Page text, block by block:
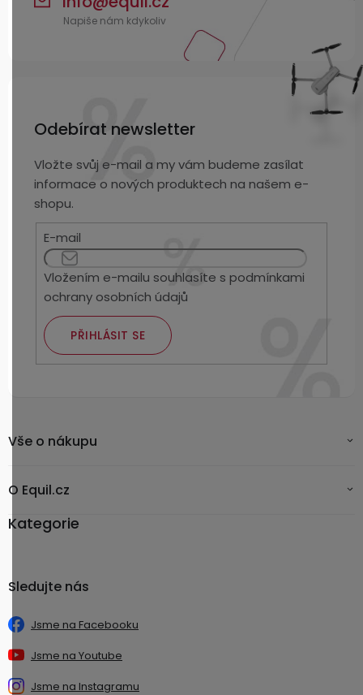
Odebírat newsletter
Vložte svůj e-mail a my vám budeme zasílat
informace o nových produktech na našem e-
shopu.
E-mail
Vložením e-mailu souhlasíte spodmínkami
ochrany osobních údajů
PŘIHLÁSIT SE
Vše o nákupu
O Equil.cz
Kategorie
Sledujte nás
Jsme na Facebooku
Jsme na Youtube
Jsme na Instagramu